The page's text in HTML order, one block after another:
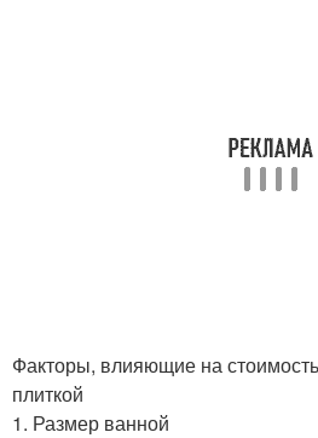
Факторы, влияющие на
плиткой
1. Размер ванной